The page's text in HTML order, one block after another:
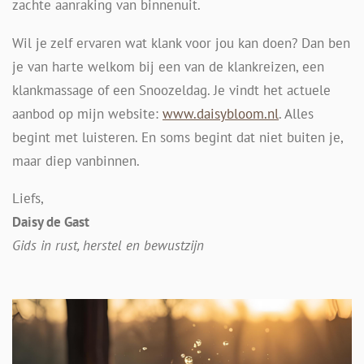
zachte aanraking van binnenuit.
Wil je zelf ervaren wat klank voor jou kan doen? Dan ben
je van harte welkom bij een van de klankreizen, een
klankmassage of een Snoozeldag. Je vindt het actuele
aanbod op mijn website: www.daisybloom.nl. Alles
begint met luisteren. En soms begint dat niet buiten je,
maar diep vanbinnen.
Liefs,
Daisy de Gast
Gids in rust, herstel en bewustzijn